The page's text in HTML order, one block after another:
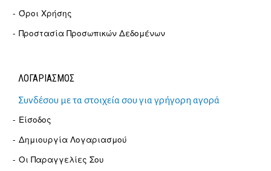
Όροι Χρήσης
Προστασία Προσωπικών Δεδομένων
ΛΟΓΑΡΙΑΣΜΟΣ
Συνδέσου με τα στοιχεία σου για γρήγορη αγορά
Είσοδος
Δημιουργία Λογαριασμού
Οι Παραγγελίες Σου